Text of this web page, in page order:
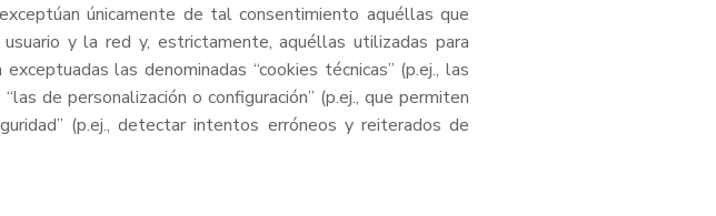
únicamente de tal consentimiento aquéllas que
y la red y, estrictamente, aquéllas utilizadas para
las denominadas “cookies técnicas” (p.ej., las
de personalización o configuración” (p.ej., que permiten
(p.ej., detectar intentos erróneos y reiterados de